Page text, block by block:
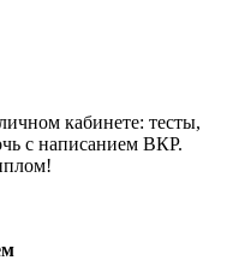
кабинете: тесты,
с написанием ВКР.